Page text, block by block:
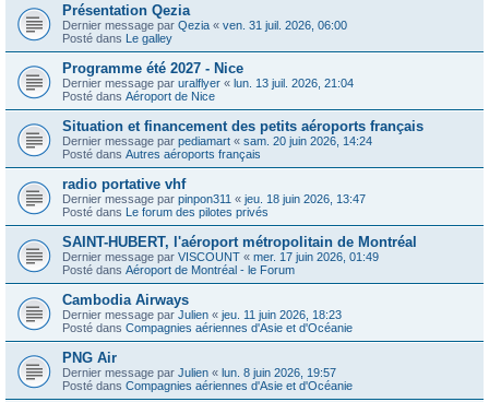
Présentation Qezia
Dernier message par Qezia « ven. 31 juil. 2026, 06:00
Posté dans Le galley
Programme été 2027 - Nice
Dernier message par uralflyer « lun. 13 juil. 2026, 21:04
Posté dans Aéroport de Nice
Situation et financement des petits aéroports français
Dernier message par pediamart « sam. 20 juin 2026, 14:24
Posté dans Autres aéroports français
radio portative vhf
Dernier message par pinpon311 « jeu. 18 juin 2026, 13:47
Posté dans Le forum des pilotes privés
SAINT-HUBERT, l'aéroport métropolitain de Montréal
Dernier message par VISCOUNT « mer. 17 juin 2026, 01:49
Posté dans Aéroport de Montréal - le Forum
Cambodia Airways
Dernier message par Julien « jeu. 11 juin 2026, 18:23
Posté dans Compagnies aériennes d'Asie et d'Océanie
PNG Air
Dernier message par Julien « lun. 8 juin 2026, 19:57
Posté dans Compagnies aériennes d'Asie et d'Océanie